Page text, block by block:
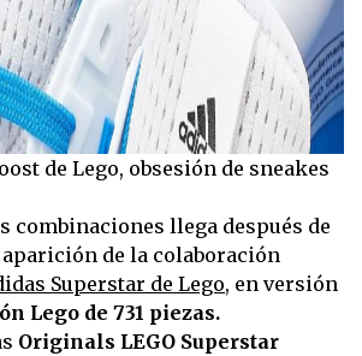
de Lego, obsesión de sneakes
combinaciones llega después de
de la colaboración
Superstar de Lego, en versión
Lego de 731 piezas.
Originals LEGO Superstar